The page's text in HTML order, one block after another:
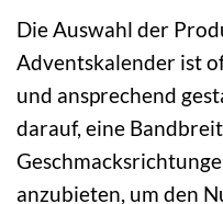
Die Auswahl der
Adventskalender ist
und ansprechend
darauf, eine
anzubieten, um den